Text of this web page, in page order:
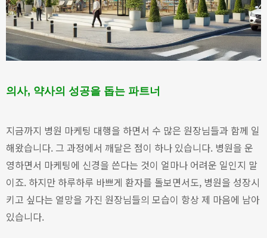
의사, 약사의 성공을 돕는 파트너
지금까지 병원 마케팅 대행을 하면서 수 많은 원장님들과 함께 일
해왔습니다. 그 과정에서 깨달은 점이 하나 있습니다. 병원을 운
영하면서 마케팅에 신경을 쓴다는 것이 얼마나 어려운 일인지 말
이죠. 하지만 하루하루 바쁘게 환자를 돌보면서도, 병원을 성장시
키고 싶다는 열망을 가진 원장님들의 모습이 항상 제 마음에 남아
있습니다.